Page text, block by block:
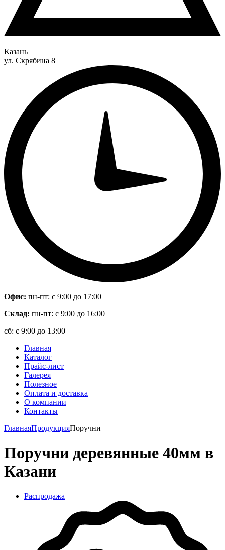
Казань
ул. Скрябина 8
Офис: пн-пт: с 9:00 до 17:00
Склад: пн-пт: с 9:00 до 16:00
сб: с 9:00 до 13:00
Главная
Каталог
Прайс-лист
Галерея
Полезное
Оплата и доставка
О компании
Контакты
ГлавнаяПродукцияПоручни
Поручни деревянные 40мм в
Казани
Распродажа